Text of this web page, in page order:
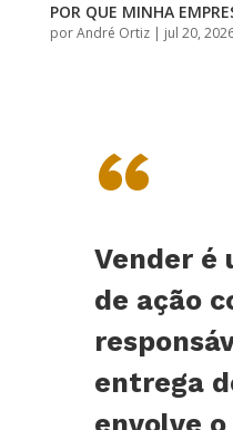
POR QUE MINHA
porAndré Ortiz| jul 20,
“
Vender é
de ação
entrega